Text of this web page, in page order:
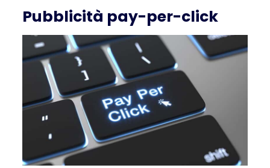
Pubblicità pay-per-click